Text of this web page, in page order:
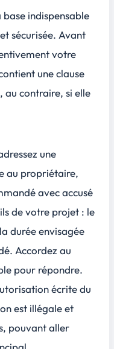
base indispensable
sécurisée. Avant
votre
une clause
au contraire, si elle
une
au propriétaire,
avec accusé
de votre projet : le
durée envisagée
Accordez au
pour répondre.
écrite du
est illégale et
pouvant aller